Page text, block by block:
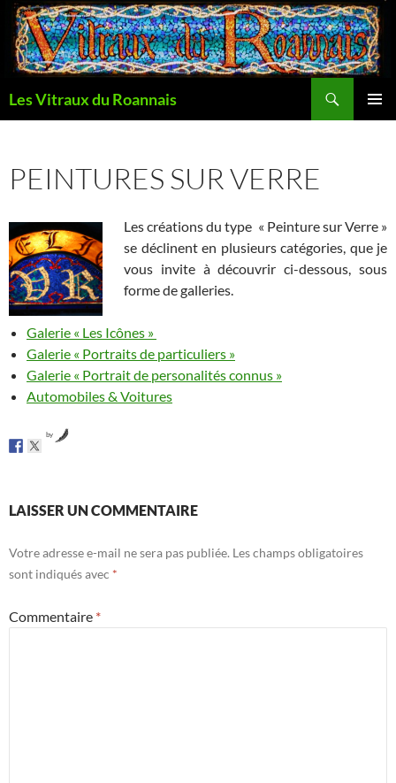
Aller
au
contenu
Les Vitraux du Roannais
PEINTURES SUR VERRE
Les créations du type « Peinture sur Verre »
se déclinent en plusieurs catégories, que je
vous invite à découvrir ci-dessous, sous
forme de galleries.
Galerie « Les Icônes »
Galerie « Portraits de particuliers »
Galerie « Portrait de personalités connus »
Automobiles & Voitures
by
LAISSER UN COMMENTAIRE
Votre adresse e-mail ne sera pas publiée. Les champs obligatoires
sont indiqués avec *
Commentaire *